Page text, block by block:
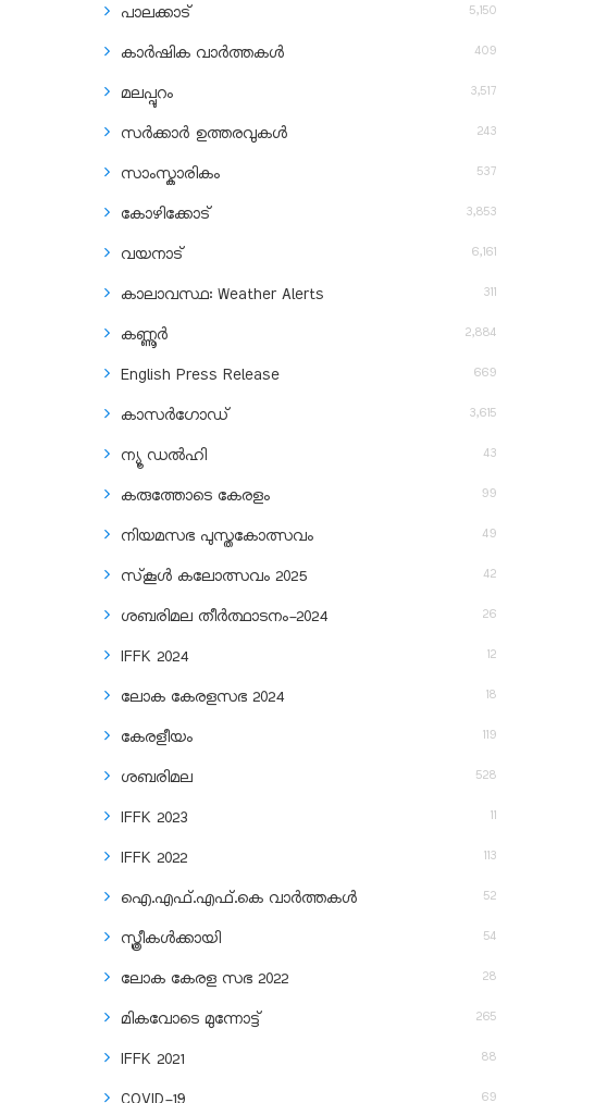
പാലക്കാട് 5,150
കാർഷിക വാർത്തകൾ 409
മലപ്പുറം 3,517
സർക്കാർ ഉത്തരവുകൾ 243
സാംസ്കാരികം 537
കോഴിക്കോട് 3,853
വയനാട് 6,161
കാലാവസ്ഥ: Weather Alerts 311
കണ്ണൂർ 2,884
English Press Release 669
കാസർഗോഡ് 3,615
ന്യൂ ഡൽഹി 43
കരുത്തോടെ കേരളം 99
നിയമസഭ പുസ്തകോത്സവം 49
സ്‌കൂൾ കലോത്സവം 2025 42
ശബരിമല തീര്‍ത്ഥാടനം-2024 26
IFFK 2024 12
ലോക കേരളസഭ 2024 18
കേരളീയം 119
ശബരിമല 528
IFFK 2023 11
IFFK 2022 113
ഐ.എഫ്.എഫ്.കെ വാർത്തകൾ 52
സ്ത്രീകൾക്കായി 54
ലോക കേരള സഭ 2022 28
മികവോടെ മുന്നോട്ട് 265
IFFK 2021 88
69